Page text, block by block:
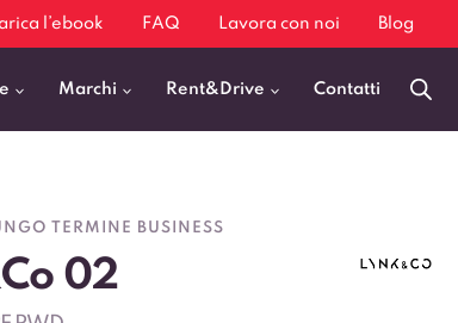
l’ebook FAQ Lavora con noi Blog
Elettrica
Marchi Rent&Drive Contatti
TERMINE BUSINESS
02